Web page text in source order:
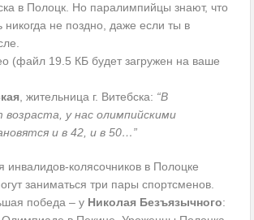
в Полоцк. Но паралимпийцы знают, что
никогда не поздно, даже если ты в
(файл 19.5 КБ будет загружен на ваше
, жительница г. Витебска: “В
у нас олимпийскими
и в 42, и в 50…”
инвалидов-колясочников в Полоцке
заниматься три пары спортсменов.
победа – у Николая Безъязычного: